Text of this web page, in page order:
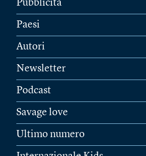
Pubblicità
Paesi
Autori
Newsletter
Podcast
Savage love
Ultimo numero